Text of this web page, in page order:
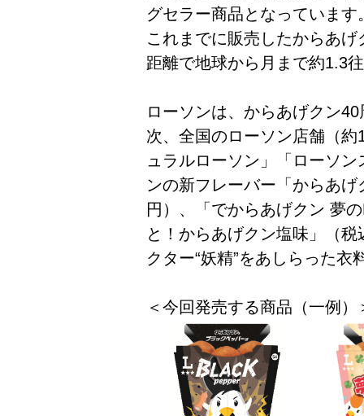
グセラー商品となっています
これまでに販売したからあ
距離で地球から月まで約1.3
ローソンは、からあげクン
次、全国のローソン店舗（
ュラルローソン」「ローソ
ンの新フレーバー「からあ
円）、「でからあげクン 夢
と！からあげクン塩味」（
クター“妖精”をあしらった
＜今回発売する商品（一例）